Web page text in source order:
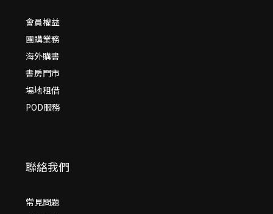
會員權益
團購業務
海外購書
書房門市
場地租借
POD服務
聯絡我們
常見問題